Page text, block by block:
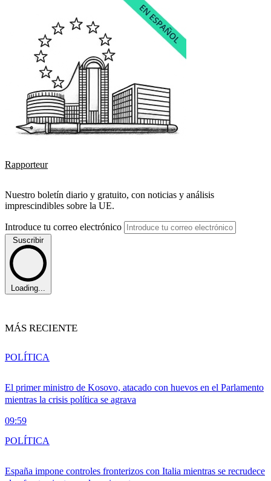
Rapporteur
Nuestro boletín diario y gratuito, con noticias y análisis
imprescindibles sobre la UE.
Introduce tu correo electrónico
Suscribir
Loading...
MÁS RECIENTE
El primer ministro de Kosovo, atacado con huevos en el Parlamento
mientras la crisis política se agrava
09:59
POLÍTICA
España impone controles fronterizos con Italia mientras se recrudece
POLÍTICA